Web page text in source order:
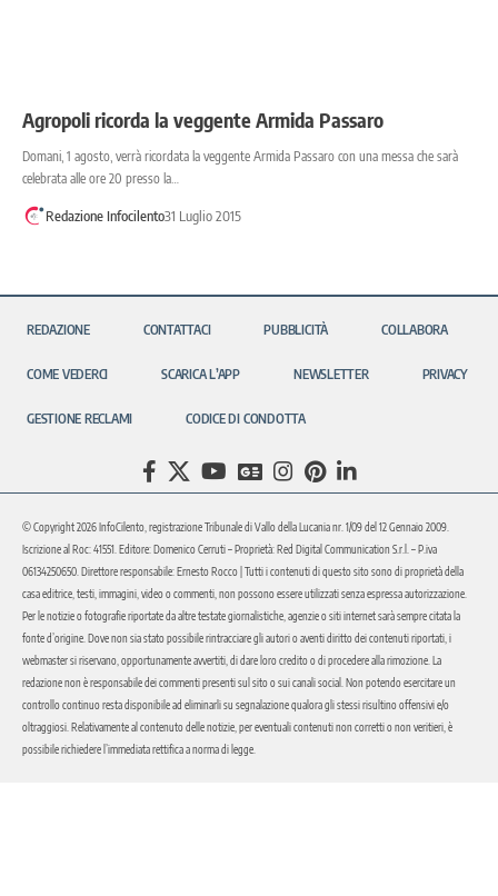
Agropoli ricorda la veggente Armida Passaro
Domani, 1 agosto, verrà ricordata la veggente Armida Passaro con una messa che sarà
celebrata alle ore 20 presso la…
Redazione Infocilento31 Luglio 2015
REDAZIONE CONTATTACI PUBBLICITÀ COLLABORA
COME VEDERCI SCARICA L’APP NEWSLETTER PRIVACY
GESTIONE RECLAMI CODICE DI CONDOTTA
© Copyright 2026 InfoCilento, registrazione Tribunale di Vallo della Lucania nr. 1/09 del 12 Gennaio 2009.
Iscrizione al Roc: 41551. Editore: Domenico Cerruti – Proprietà: Red Digital Communication S.r.l. – P.iva
06134250650. Direttore responsabile: Ernesto Rocco | Tutti i contenuti di questo sito sono di proprietà della
casa editrice, testi, immagini, video o commenti, non possono essere utilizzati senza espressa autorizzazione.
Per le notizie o fotografie riportate da altre testate giornalistiche, agenzie o siti internet sarà sempre citata la
fonte d’origine. Dove non sia stato possibile rintracciare gli autori o aventi diritto dei contenuti riportati, i
webmaster si riservano, opportunamente avvertiti, di dare loro credito o di procedere alla rimozione. La
redazione non è responsabile dei commenti presenti sul sito o sui canali social. Non potendo esercitare un
controllo continuo resta disponibile ad eliminarli su segnalazione qualora gli stessi risultino offensivi e/o
oltraggiosi. Relativamente al contenuto delle notizie, per eventuali contenuti non corretti o non veritieri, è
possibile richiedere l’immediata rettifica a norma di legge.